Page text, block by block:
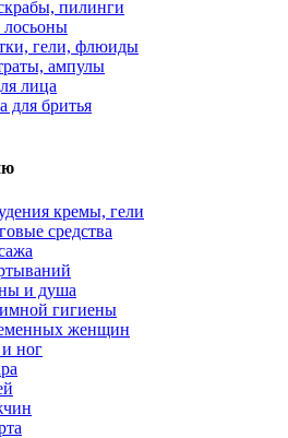
пилинги
гели, флюиды
ампулы
лица
для бритья
кремы, гели
средства
и душа
гигиены
женщин
ног